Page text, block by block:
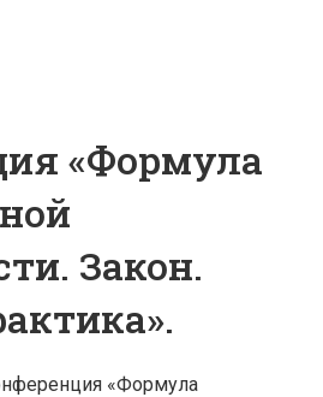
«Формула
Закон.
«Формула